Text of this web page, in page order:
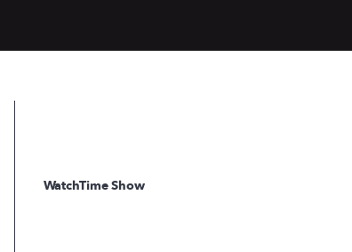
WatchTime Show